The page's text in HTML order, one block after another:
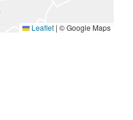
Leaflet | © Google Maps